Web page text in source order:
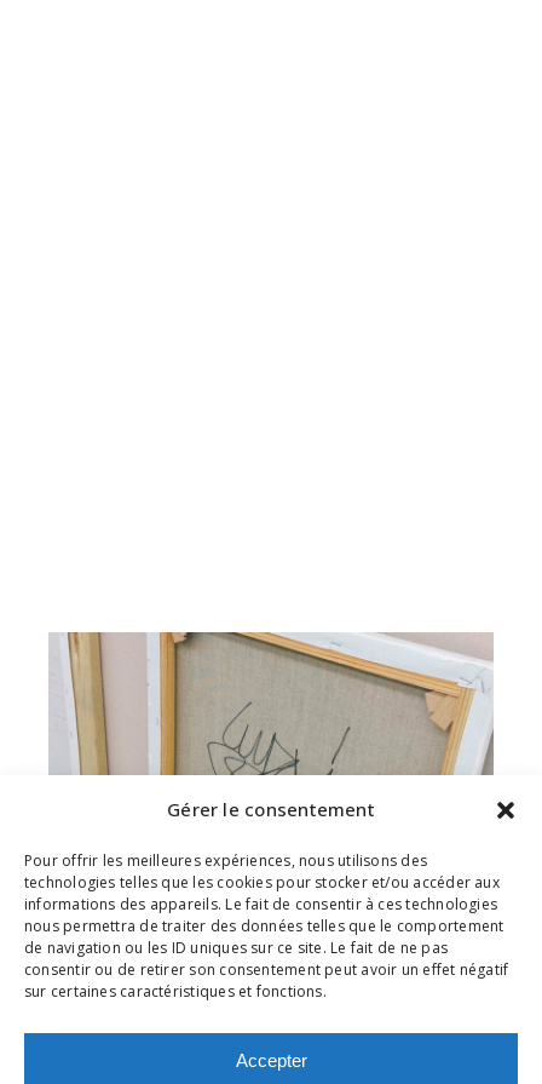
Gérer le consentement
Pour offrir les meilleures expériences, nous utilisons des
technologies telles que les cookies pour stocker et/ou accéder aux
informations des appareils. Le fait de consentir à ces technologies
nous permettra de traiter des données telles que le comportement
de navigation ou les ID uniques sur ce site. Le fait de ne pas
consentir ou de retirer son consentement peut avoir un effet négatif
sur certaines caractéristiques et fonctions.
Accepter